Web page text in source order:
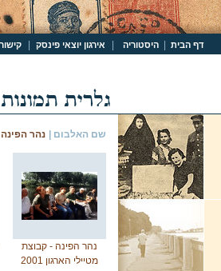
דף הבית היסטוריה אירגון יוצאי פינסק
שם האלבום | נהר הפינה
נהר הפינה - קבוצת
מטיילי הארגון 2001